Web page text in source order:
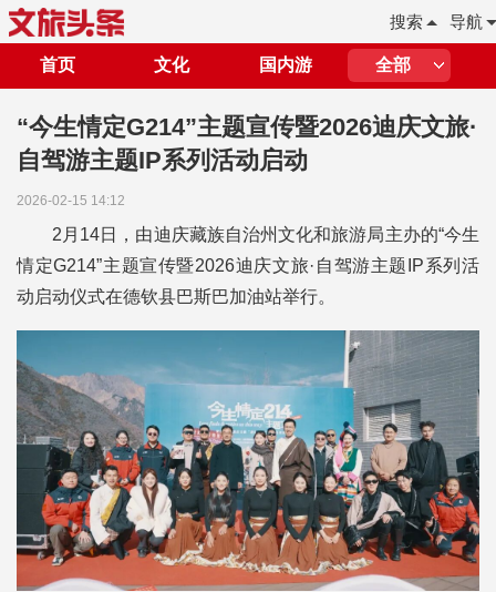
导航
搜索
首页 文化 国内游 全部
“今生情定G214”主题宣传暨2026迪庆文旅·
自驾游主题IP系列活动启动
2026-02-15 14:12
2月14日，由迪庆藏族自治州文化和旅游局主办的“今生
情定G214”主题宣传暨2026迪庆文旅·自驾游主题IP系列活
动启动仪式在德钦县巴斯巴加油站举行。